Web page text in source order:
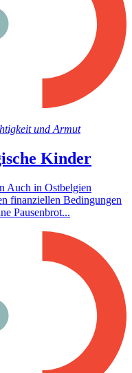
und Armut
Kinder
Auch in Ostbelgien
finanziellen Bedingungen
Pausenbrot...